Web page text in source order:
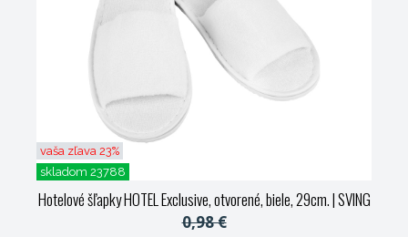
vaša zľava 23%
skladom 23788
Hotelové šľapky HOTEL Exclusive, otvorené, biele, 29cm.| SVING
0,98 €